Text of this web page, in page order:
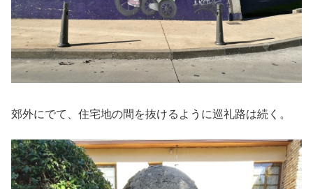
郊外にでて、住宅地の間を抜けるように巡礼路は続く。